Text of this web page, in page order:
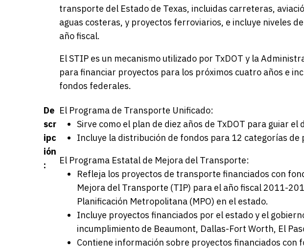
transporte del Estado de Texas, incluidas carreteras,
aguas costeras, y proyectos ferroviarios, e incluye niveles
año fiscal.
El STIP es un mecanismo utilizado por TxDOT y la
para financiar proyectos para los próximos cuatro años e
fondos federales.
De
scr
ipc
ión
:
El Programa de Transporte Unificado:
Sirve como el plan de diez años de TxDOT para guiar
Incluye la distribución de fondos para 12 categorías de
El Programa Estatal de Mejora del Transporte:
Refleja los proyectos de transporte financiados con
Mejora del Transporte (TIP) para el año fiscal 2011-
Planificación Metropolitana (MPO) en el estado.
Incluye proyectos financiados por el estado y el
incumplimiento de Beaumont, Dallas-Fort Worth, El
Contiene información sobre proyectos financiados con